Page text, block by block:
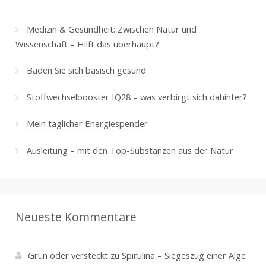
Medizin & Gesundheit: Zwischen Natur und
Wissenschaft – Hilft das überhaupt?
Baden Sie sich basisch gesund
Stoffwechselbooster IQ28 – was verbirgt sich dahinter?
Mein täglicher Energiespender
Ausleitung – mit den Top-Substanzen aus der Natur
Neueste Kommentare
Grün oder verstecktzu Spirulina – Siegeszug einer Alge